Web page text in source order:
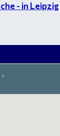
- in Leipzig